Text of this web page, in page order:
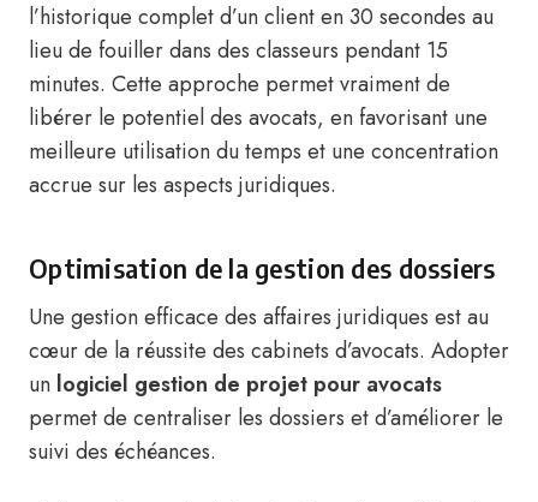
l’historique complet d’un client en 30 secondes au
lieu de fouiller dans des classeurs pendant 15
minutes. Cette approche permet vraiment de
libérer le potentiel des avocats, en favorisant une
meilleure utilisation du temps et une concentration
accrue sur les aspects juridiques.
Optimisation de la gestion des dossiers
Une gestion efficace des affaires juridiques est au
cœur de la réussite des cabinets d’avocats. Adopter
un logiciel gestion de projet pour avocats
permet de centraliser les dossiers et d’améliorer le
suivi des échéances.